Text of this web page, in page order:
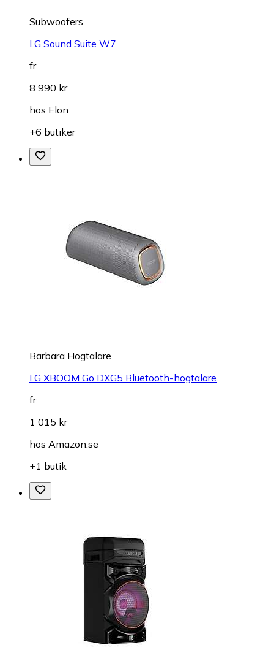
Subwoofers
LG Sound Suite W7
fr.
8 990 kr
hos Elon
+6 butiker
Bärbara Högtalare
LG XBOOM Go DXG5 Bluetooth-högtalare
fr.
1 015 kr
hos Amazon.se
+1 butik